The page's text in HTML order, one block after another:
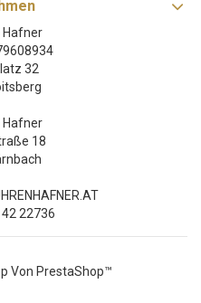
Hafner
32
Hafner
18
22736
Von PrestaShop™